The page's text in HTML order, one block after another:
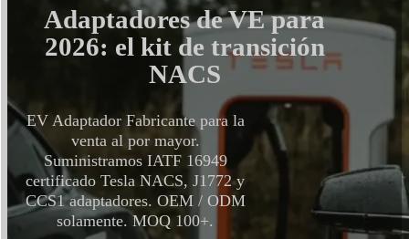
Adaptadores de VE para
2026: el kit de transición
NACS
EV Adaptador Fabricante para la
venta al por mayor.
Suministramos IATF 16949
certificado Tesla NACS, J1772 y
CCS1 adaptadores. OEM / ODM
solamente. MOQ 100+.